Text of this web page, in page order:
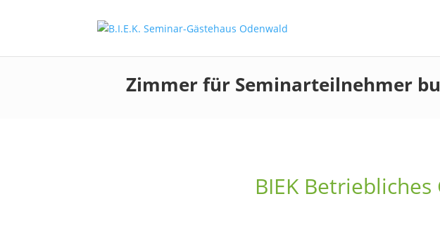
Zimmer für Seminarteilnehmer
BIEK